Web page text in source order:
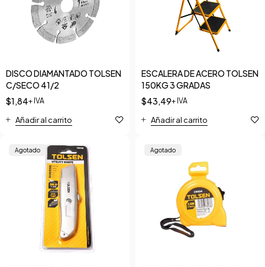
DISCO DIAMANTADO TOLSEN
C/SECO 41/2
$1,84+ IVA
Añadir al carrito
ESCALERA DE ACERO TOLSEN
150KG 3 GRADAS
$43,49+ IVA
Añadir al carrito
Agotado Agotado